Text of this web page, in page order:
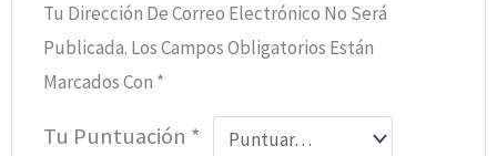
Tu Dirección De Correo Electrónico No Será
Publicada. Los Campos Obligatorios Están
Marcados Con *
Tu Puntuación *